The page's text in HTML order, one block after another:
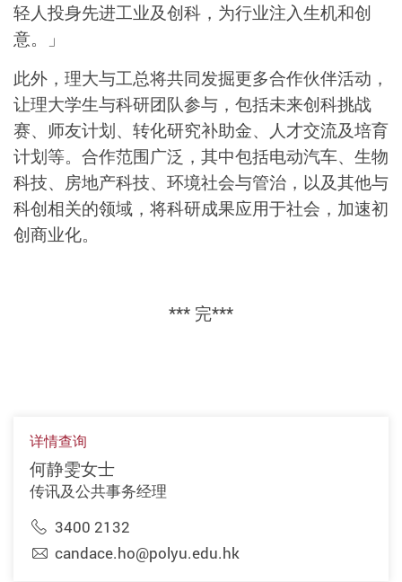
轻人投身先进工业及创科，为行业注入生机和创
意。」
此外，理大与工总将共同发掘更多合作伙伴活动，
让理大学生与科研团队参与，包括未来创科挑战
赛、师友计划、转化研究补助金、人才交流及培育
计划等。合作范围广泛，其中包括电动汽车、生物
科技、房地产科技、环境社会与管治，以及其他与
科创相关的领域，将科研成果应用于社会，加速初
创商业化。
*** 完***
详情查询
何静雯女士
传讯及公共事务经理
3400 2132
candace.ho@polyu.edu.hk